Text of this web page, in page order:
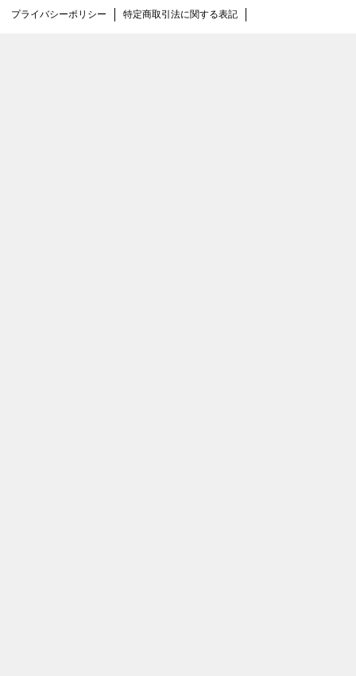
プライバシーポリシー 特定商取引法に関する表記